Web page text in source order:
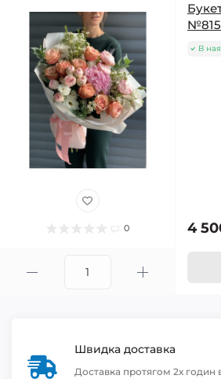
0
В
4
Швидка доставка
Доставка протягом 2х годин